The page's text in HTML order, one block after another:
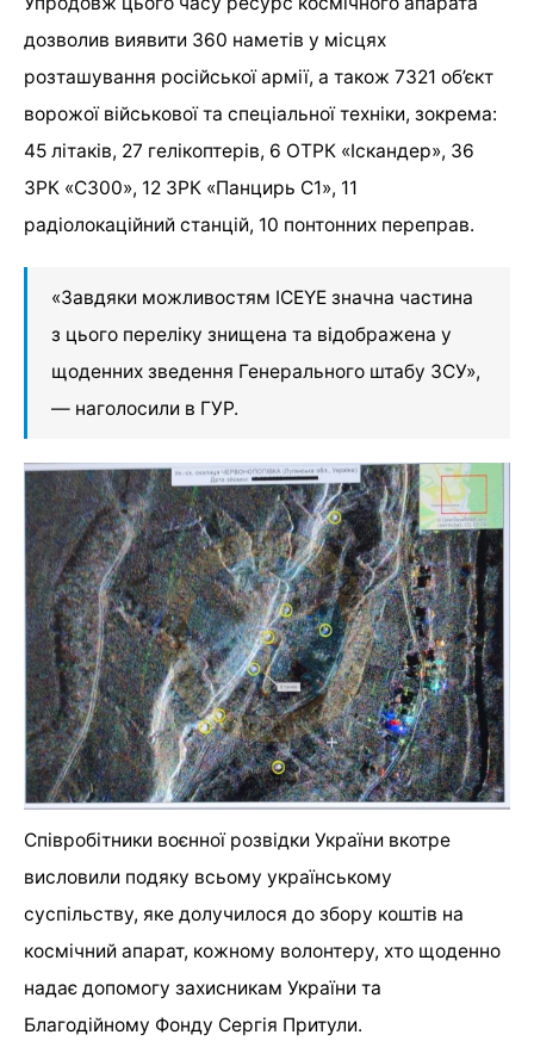
дозволив виявити 360 наметів у місцях
розташування російської армії, а також 7321 об’єкт
ворожої військової та спеціальної техніки, зокрема:
45 літаків, 27 гелікоптерів, 6 ОТРК «Іскандер», 36
ЗРК «С300», 12 ЗРК «Панцирь С1», 11
радіолокаційний станцій, 10 понтонних переправ.
«Завдяки можливостям ICEYE значна частина
з цього переліку знищена та відображена у
щоденних зведення Генерального штабу ЗСУ»,
— наголосили в ГУР.
Співробітники воєнної розвідки України вкотре
висловили подяку всьому українському
суспільству, яке долучилося до збору коштів на
космічний апарат, кожному волонтеру, хто щоденно
надає допомогу захисникам України та
Благодійному Фонду Сергія Притули.